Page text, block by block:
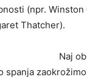
(npr.
Thatcher).
Naj
spanja